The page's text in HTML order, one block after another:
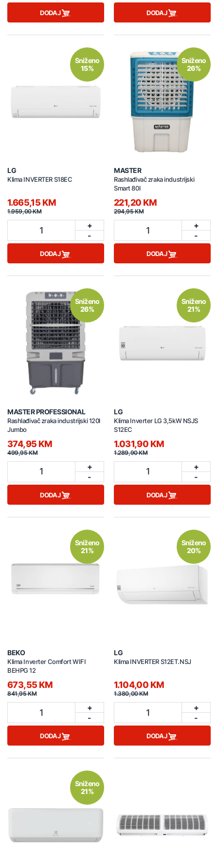
DODAJ DODAJ
Sniženo
15%
LG
Klima INVERTER S18EC
1.665,15 KM
1.959,00 KM
1
+
-
DODAJ
Sniženo
26%
MASTER
Rashlađivač zraka industrijski
Smart 80l
221,20 KM
294,95 KM
1
+
-
DODAJ
Sniženo
26%
MASTER PROFESSIONAL
Rashlađivač zraka industrijski 120l
Jumbo
374,95 KM
499,95 KM
1
+
-
DODAJ
Sniženo
21%
LG
Klima Inverter LG 3,5kW NSJS
S12EC
1.031,90 KM
1.289,90 KM
1
+
-
DODAJ
Sniženo
21%
BEKO
Klima Inverter Comfort WIFI
BEHPG 12
673,55 KM
841,95 KM
1
+
-
DODAJ
Sniženo
20%
LG
Klima INVERTER S12ET.NSJ
1.104,00 KM
1.380,00 KM
1
+
-
DODAJ
Sniženo
21%